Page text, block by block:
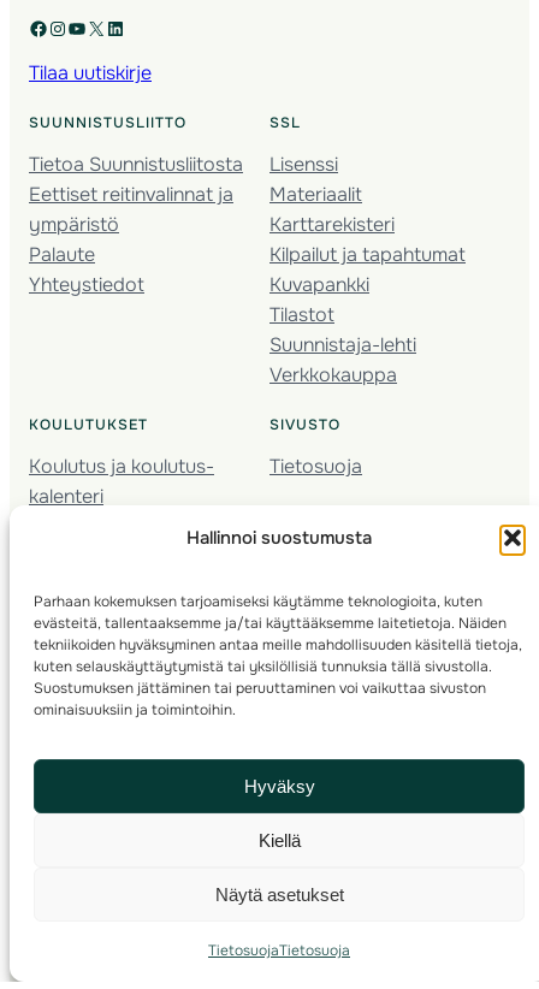
Hallinnoi suostumusta
Parhaan kokemuksen tarjoamiseksi käytämme teknologioita, kuten
evästeitä, tallentaaksemme ja/tai käyttääksemme laitetietoja. Näiden
tekniikoiden hyväksyminen antaa meille mahdollisuuden käsitellä tietoja,
kuten selauskäyttäytymistä tai yksilöllisiä tunnuksia tällä sivustolla.
Suostumuksen jättäminen tai peruuttaminen voi vaikuttaa sivuston
ominaisuuksiin ja toimintoihin.
Hyväksy
Kiellä
Näytä asetukset
TietosuojaTietosuoja
Facebook Instagram YouTube X LinkedIn
Tilaa uutiskirje
SUUNNISTUSLIITTO
Tietoa Suunnistusliitosta
Eettiset reitinvalinnat ja
ympäristö
Palaute
Yhteystiedot
SSL
Lisenssi
Materiaalit
Karttarekisteri
Kilpailut ja tapahtumat
Kuvapankki
Tilastot
Suunnistaja-lehti
Verkkokauppa
KOULUTUKSET
Koulutus ja koulutus­
kalenteri
Nuorison koulutukset
Kartoitus
Ratamestari
SIVUSTO
Tietosuoja
© 2025 ·Suomen Suunnistusliitto· Valimotie 10, 00380 Helsinki, Finland
info(a)suunnistusliitto.fi,Rastilipun asiat: rastilippu(a)suunnistusliitto.fi
Kilpailut ja kuntorastit – Rastilippu:::Rastilipun ohjeet